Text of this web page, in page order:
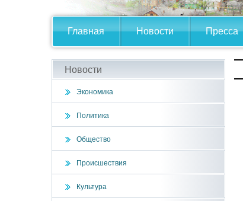
Главная Новости Пресса
Новости
Экономика
Политика
Общество
Происшествия
Культура